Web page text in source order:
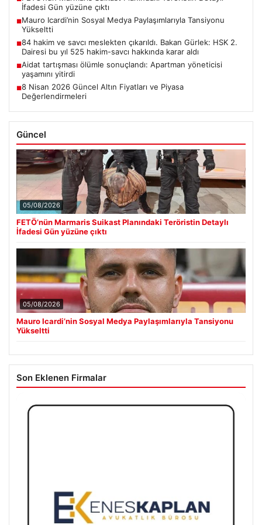
İfadesi Gün yüzüne çıktı
■Mauro Icardi’nin Sosyal Medya Paylaşımlarıyla Tansiyonu
Yükseltti
■84 hakim ve savcı meslekten çıkarıldı. Bakan Gürlek: HSK 2.
Dairesi bu yıl 525 hakim-savcı hakkında karar aldı
■Aidat tartışması ölümle sonuçlandı: Apartman yöneticisi
yaşamını yitirdi
■8 Nisan 2026 Güncel Altın Fiyatları ve Piyasa
Değerlendirmeleri
Güncel
05/08/2026
FETÖ’nün Marmaris Suikast Planındaki Teröristin Detaylı
İfadesi Gün yüzüne çıktı
05/08/2026
Mauro Icardi’nin Sosyal Medya Paylaşımlarıyla Tansiyonu
Yükseltti
Son Eklenen Firmalar